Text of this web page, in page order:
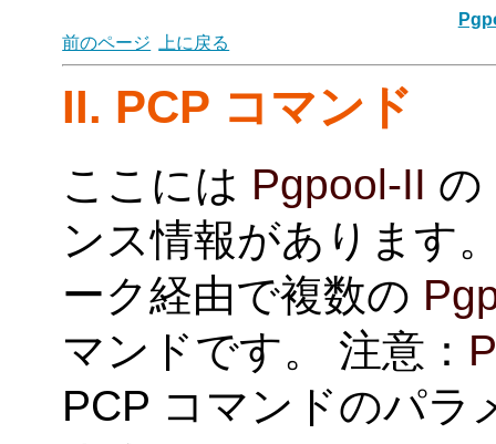
前のページ
上に戻る
II. PCP コマンド
ここには Pgpool-II の
ンス情報があります
ーク経由で複数の
マンドです。 注意：
PCP コマンドのパラ